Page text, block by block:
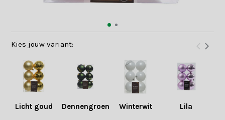
Kies jouw variant:
Licht goud Dennengroen Winterwit Lila